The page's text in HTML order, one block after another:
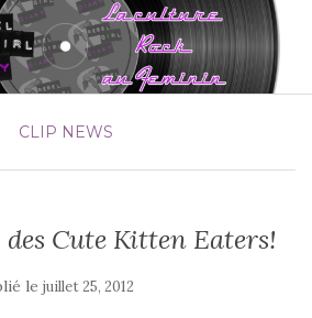
CLIP NEWS
Cute Kitten Eaters!
le juillet 25, 2012